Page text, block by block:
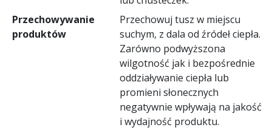
Przechowywanie
produktów
Przechowuj tusz w miejscu
suchym, z dala od źródeł ciepła.
Zarówno podwyższona
wilgotność jak i bezpośrednie
oddziaływanie ciepła lub
promieni słonecznych
negatywnie wpływają na jakość
i wydajność produktu.